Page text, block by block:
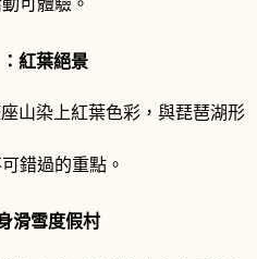
紅葉絕景
山染上紅葉色彩，與琵琶湖形
錯過的重點。
滑雪度假村